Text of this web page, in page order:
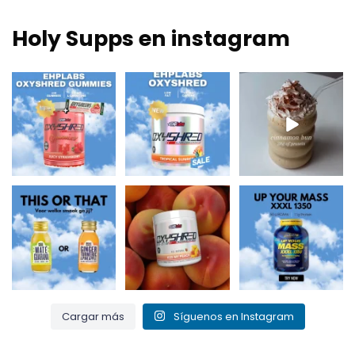
Holy Supps en instagram
Nuevo en Holy Supps
🍬⚡
OxyShred Gummies
de...
3
¡Bajo en grasas y
150mg de cafeína
por ración! ⚡...
0 2
Nutritivo, rico en
proteínas y perfecto
para...
2 0
¿Mate y guaraná
para un chute de
energía o...
0 0
¡Bésame el
melocotón y quema
esa grasa! 🍑🔥
...
1 0
Up Your Mass XXXL
1350 = proteínas +
BCAA para el...
1 0
Cargar más Síguenos en Instagram